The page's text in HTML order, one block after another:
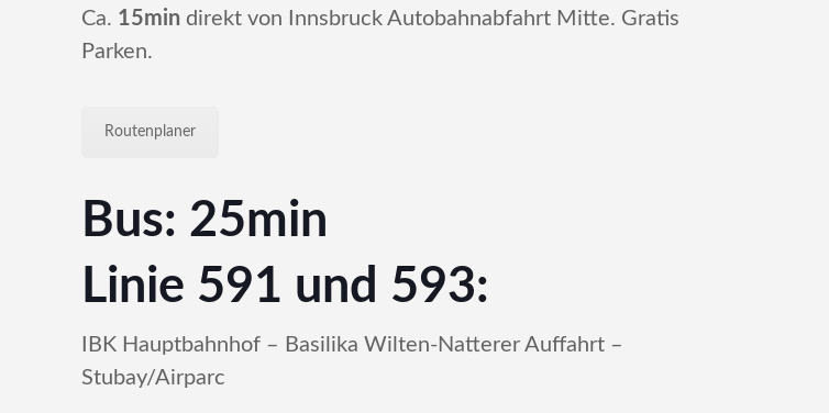
Ca. 15min direkt von Innsbruck Autobahnabfahrt Mitte. Gratis
Parken.
Routenplaner
Bus: 25min
Linie 591 und 593:
IBK Hauptbahnhof – Basilika Wilten-Natterer Auffahrt –
Stubay/Airparc